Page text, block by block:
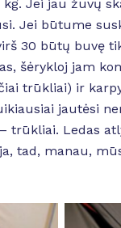
kg. Jei jau žuvų
Jei būtume
30 būtų buvę
šėrykloj jam
trūkliai) ir
jautėsi
trūkliai. Ledas
tad, manau,